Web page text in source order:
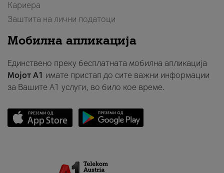
Кариера
Заштита на лични податоци
Мобилна апликација
Единствено преку бесплатната мобилна апликација
Мојот A1 имате пристап до сите важни информации
за Вашите A1 услуги, во било кое време.